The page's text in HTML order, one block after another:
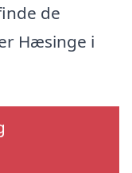
de
Hæsinge i